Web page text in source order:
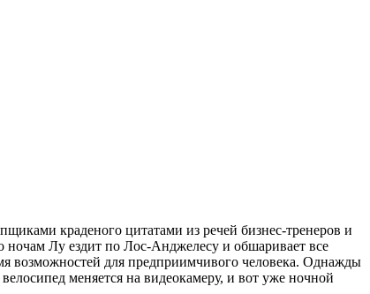
краденого цитатами из речей бизнес-тренеров и
Лу ездит по Лос-Анджелесу и обшаривает все
возможностей для предприимчивого человека. Однажды
меняется на видеокамеру, и вот уже ночной